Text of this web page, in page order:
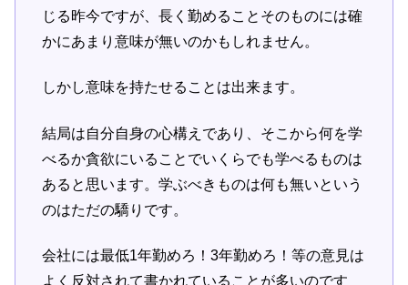
じる昨今ですが、長く勤めることそのものには確
かにあまり意味が無いのかもしれません。
しかし意味を持たせることは出来ます。
結局は自分自身の心構えであり、そこから何を学
べるか貪欲にいることでいくらでも学べるものは
あると思います。学ぶべきものは何も無いという
のはただの驕りです。
会社には最低1年勤めろ！3年勤めろ！等の意見は
よく反対されて書かれていることが多いのです